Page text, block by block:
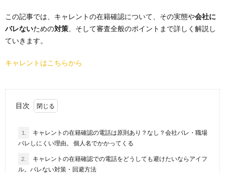
この記事では、キャレントの在籍確認について、その実態や会社に
バレないための対策 、そして審査全般のポイントまで詳しく解説し
ていきます。
キャレントはこちらから
目次
1.
キャレントの在籍確認の電話は原則あり？なし？会社バレ・職場
バレしにくい理由。 個人名でかかってくる
2.
キャレントの在籍確認での電話をどうしても避けたいならアイフ
ル。バレない対策・回避方法